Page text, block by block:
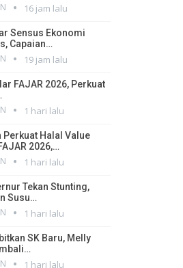
16 jam lalu
Sensus Ekonomi
Capaian…
19 jam lalu
FAJAR 2026, Perkuat
1 hari lalu
Perkuat Halal Value
2026,…
1 hari lalu
Tekan Stunting,
Susu…
1 hari lalu
SK Baru, Melly
1 hari lalu